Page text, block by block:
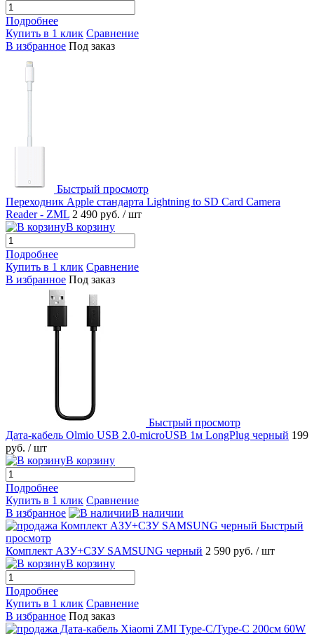
Подробнее
Купить в 1 клик Сравнение
В избранное Под заказ
Быстрый просмотр
Переходник Apple стандарта Lightning to SD Card Camera
Reader - ZML 2 490 руб. / шт
В корзину
Подробнее
Купить в 1 клик Сравнение
В избранное Под заказ
Быстрый просмотр
Дата-кабель Olmio USB 2.0-microUSB 1м LongPlug черный 199
руб. / шт
В корзину
Подробнее
Купить в 1 клик Сравнение
В избранное
В наличии
Быстрый
просмотр
Комплект АЗУ+СЗУ SAMSUNG черный 2 590 руб. / шт
В корзину
Подробнее
Купить в 1 клик Сравнение
В избранное Под заказ